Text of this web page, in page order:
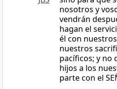
nosotros y
vendrán
hagan el
él con
nuestros
pacíficos; y no
hijos a los
parte con el